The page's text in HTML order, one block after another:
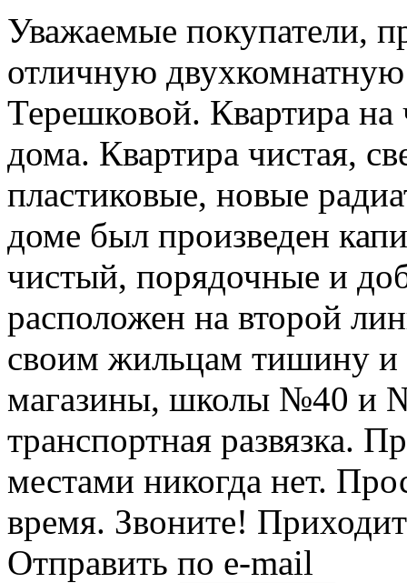
Уважаемые покупатели,
отличную
Терешковой. Квартира на
дома. Квартира чистая,
пластиковые, новые
доме был произведен
чистый, порядочные и
расположен на второй
своим жильцам тишину и
магазины, школы №40 и
транспортная развязка.
местами никогда нет.
время. Звоните!
Отправить по e-mail